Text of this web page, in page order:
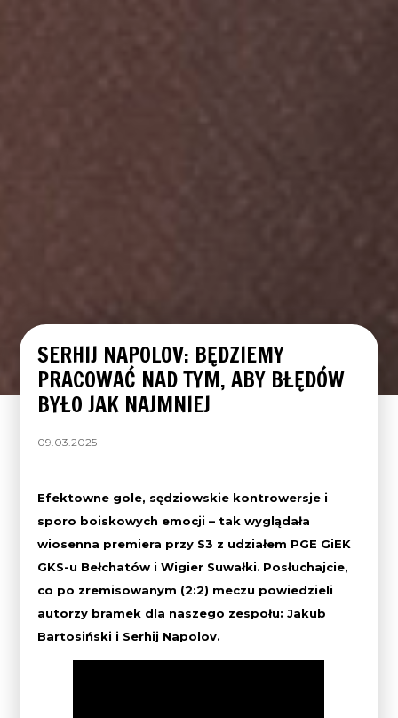
SERHIJ NAPOLOV: BĘDZIEMY
PRACOWAĆ NAD TYM, ABY BŁĘDÓW
BYŁO JAK NAJMNIEJ
09.03.2025
Efektowne gole, sędziowskie kontrowersje i
sporo boiskowych emocji – tak wyglądała
wiosenna premiera przy S3 z udziałem PGE GiEK
GKS-u Bełchatów i Wigier Suwałki. Posłuchajcie,
co po zremisowanym (2:2) meczu powiedzieli
autorzy bramek dla naszego zespołu: Jakub
Bartosiński i Serhij Napolov.